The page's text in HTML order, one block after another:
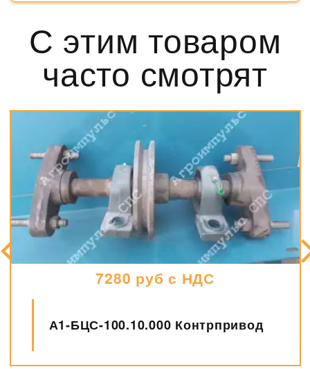
С этим товаром
часто смотрят
7280 руб с НДС
А1-БЦС-100.10.000 Контрпривод